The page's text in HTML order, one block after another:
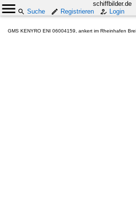
schiffbilder.de
Suche
Registrieren Login
GMS KENYRO ENI 06004159, ankert im Rheinhafen